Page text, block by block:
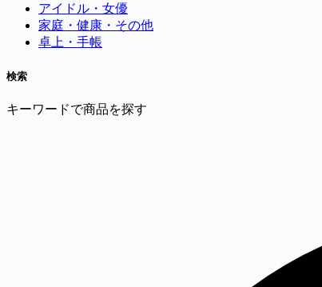
アイドル・女優
家庭・健康・その他
卓上・手帳
検索
キーワードで商品を探す